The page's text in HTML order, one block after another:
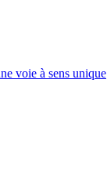
voie à sens unique